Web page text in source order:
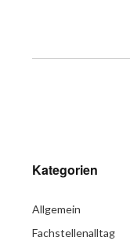
Kategorien
Allgemein
Fachstellenalltag